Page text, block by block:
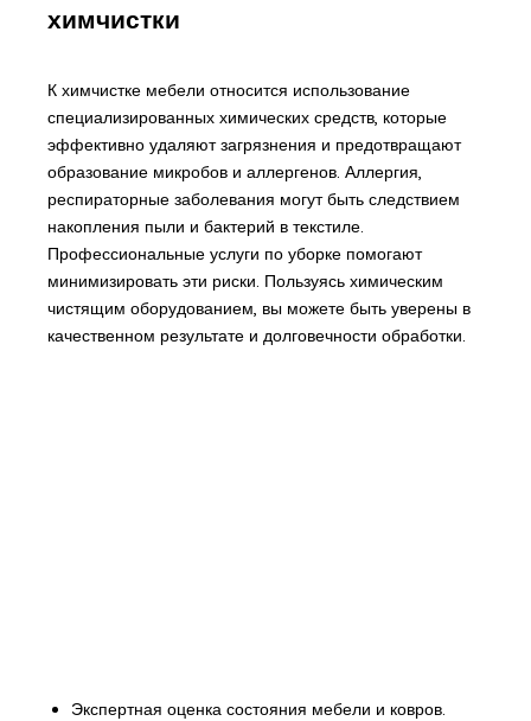
химчистки
К химчистке мебели относится использование
специализированных химических средств, которые
эффективно удаляют загрязнения и предотвращают
образование микробов и аллергенов. Аллергия,
респираторные заболевания могут быть следствием
накопления пыли и бактерий в текстиле.
Профессиональные услуги по уборке помогают
минимизировать эти риски. Пользуясь химическим
чистящим оборудованием, вы можете быть уверены в
качественном результате и долговечности обработки.
Экспертная оценка состояния мебели и ковров.